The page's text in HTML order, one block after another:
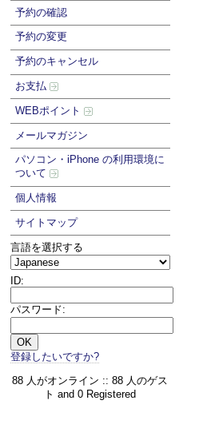
予約の確認
予約の変更
予約のキャンセル
お支払
WEBポイント
メールマガジン
パソコン・iPhone の利用環境に
ついて
個人情報
サイトマップ
言語を選択する
ID:
パスワード:
登録したいですか?
88 人がオンライン :: 88 人のゲス
ト and 0 Registered